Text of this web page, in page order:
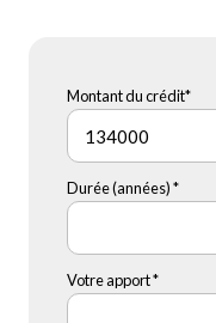
Montant du crédit*
Durée (années) *
Votre apport *